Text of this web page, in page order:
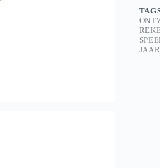
onder
Water
JAAR